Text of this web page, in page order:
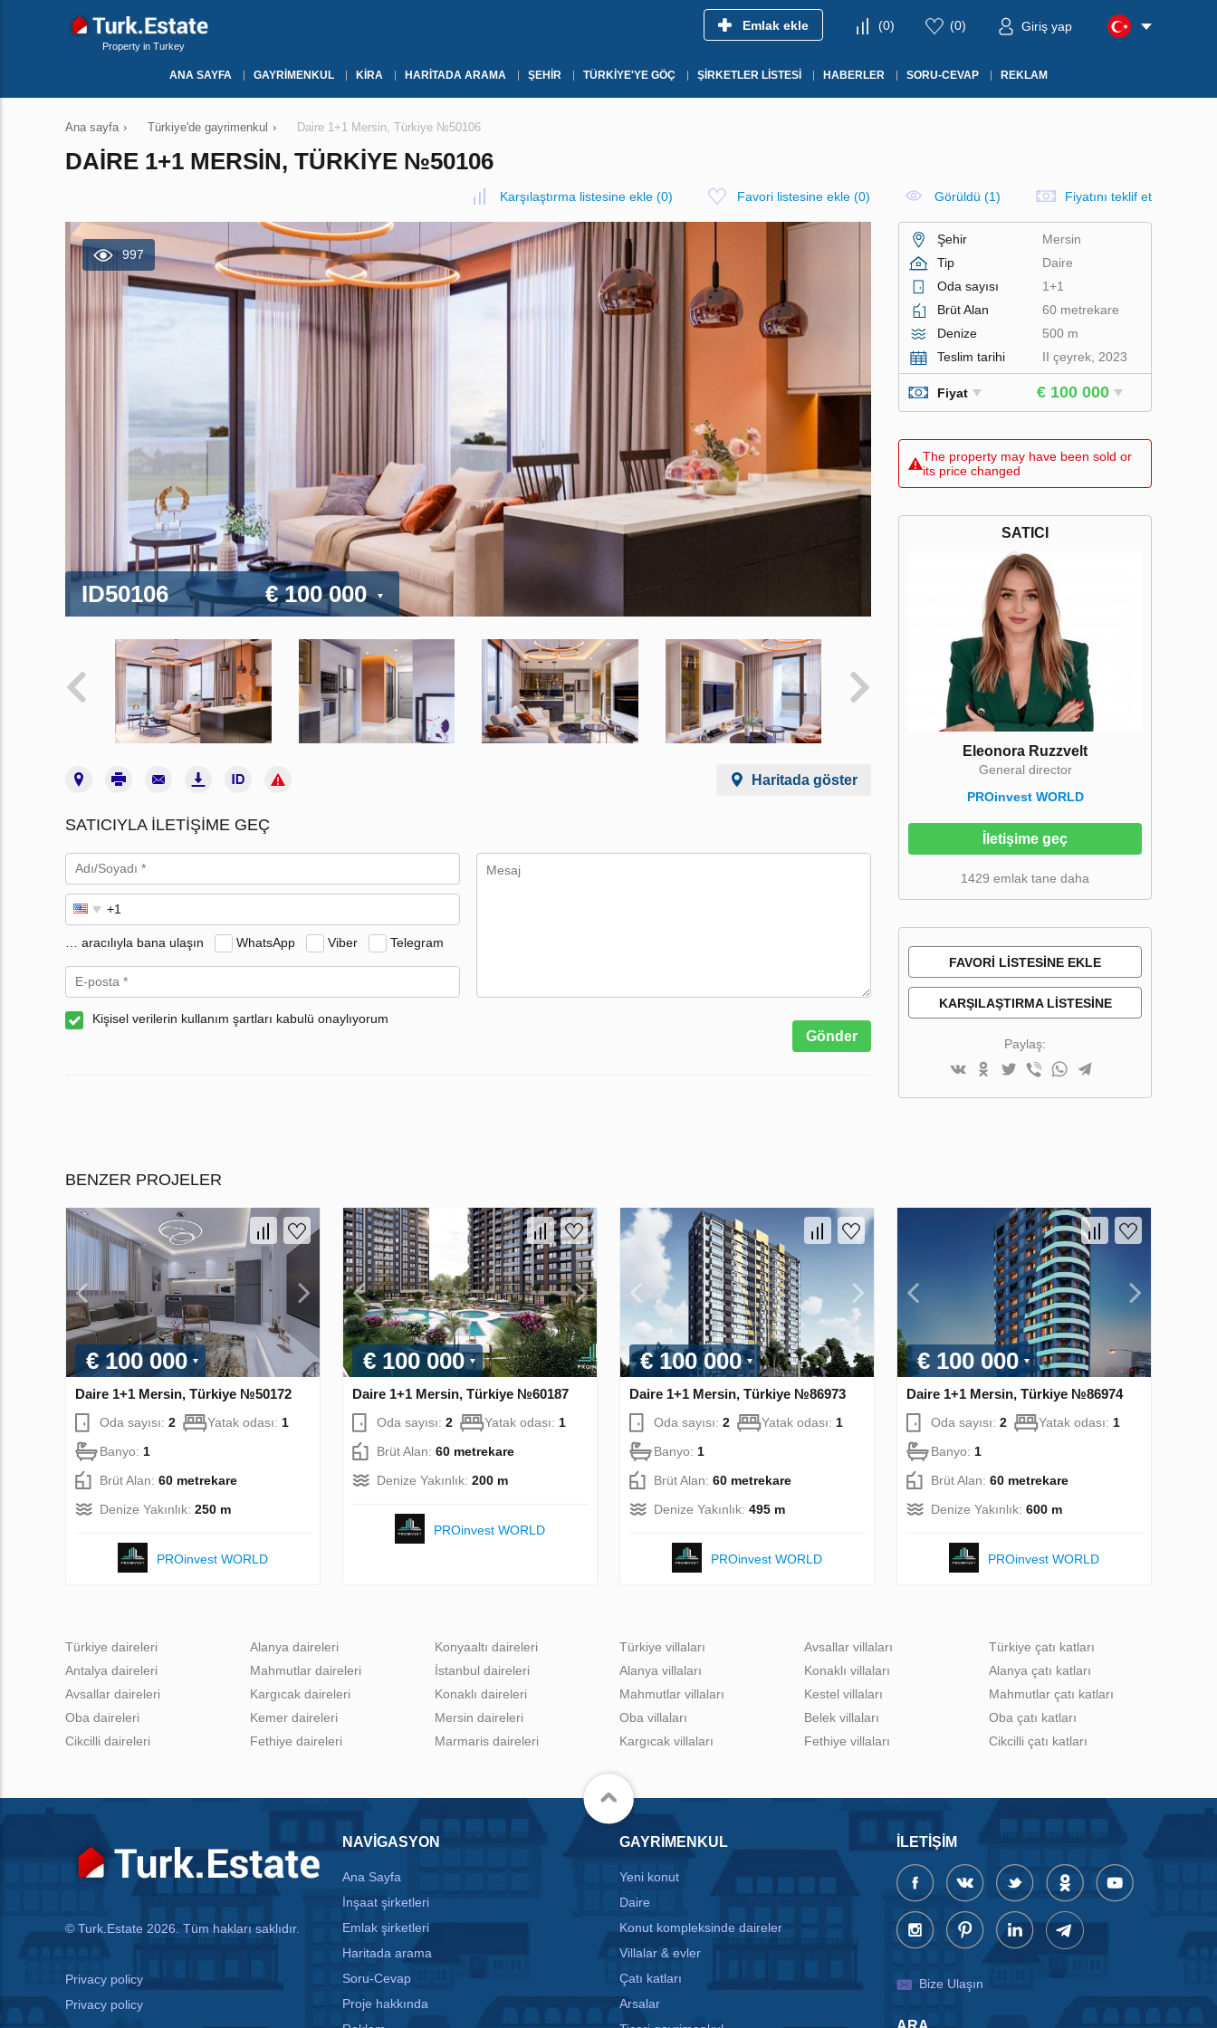
Property in Turkey
Emlak ekle (0) (0) Giriş yap
ANA SAYFA GAYRIMENKUL KIRA HARITADA ARAMA ŞEHIR TÜRKIYE'YE GÖÇ ŞIRKETLER LISTESI HABERLER SORU-CEVAP REKLAM
Ana sayfa › Türkiye'de gayrimenkul › Daire 1+1 Mersin, Türkiye №50106
DAIRE 1+1 MERSIN, TÜRKIYE №50106
Karşılaştırma listesine ekle (0) Favori listesine ekle (0) Görüldü (1) Fiyatını teklif et
997
ID50106 € 100 000
Haritada göster
SATICIYLA ILETIŞIME GEÇ
… aracılıyla bana ulaşın WhatsApp Viber Telegram
Kişisel verilerin kullanım şartları kabulü onaylıyorum
Gönder
Şehir
Mersin
Tip
Daire
Oda sayısı
1+1
Brüt Alan
60 metrekare
Denize
500 m
Teslim tarihi
II çeyrek, 2023
Fiyat € 100 000
The property may have been sold or
its price changed
SATICI
Eleonora Ruzzvelt
General director
PROinvest WORLD
İletişime geç
1429 emlak tane daha
FAVORI LISTESINE EKLE
KARŞILAŞTIRMA LISTESINE
Paylaş:
BENZER PROJELER
€ 100 000
Daire 1+1 Mersin, Türkiye №50172
Oda sayısı: 2 Yatak odası: 1
Banyo: 1
Brüt Alan: 60 metrekare
Denize Yakınlık: 250 m
PROinvest WORLD
€ 100 000
Daire 1+1 Mersin, Türkiye №60187
Oda sayısı: 2 Yatak odası: 1
Brüt Alan: 60 metrekare
Denize Yakınlık: 200 m
PROinvest WORLD
€ 100 000
Daire 1+1 Mersin, Türkiye №86973
Oda sayısı: 2 Yatak odası: 1
Banyo: 1
Brüt Alan: 60 metrekare
Denize Yakınlık: 495 m
PROinvest WORLD
€ 100 000
Daire 1+1 Mersin, Türkiye №86974
Oda sayısı: 2 Yatak odası: 1
Banyo: 1
Brüt Alan: 60 metrekare
Denize Yakınlık: 600 m
PROinvest WORLD
Türkiye daireleri
Antalya daireleri
Avsallar daireleri
Oba daireleri
Cikcilli daireleri
Alanya daireleri
Mahmutlar daireleri
Kargıcak daireleri
Kemer daireleri
Fethiye daireleri
Konyaaltı daireleri
İstanbul daireleri
Konaklı daireleri
Mersin daireleri
Marmaris daireleri
Türkiye villaları
Alanya villaları
Mahmutlar villaları
Oba villaları
Kargıcak villaları
Avsallar villaları
Konaklı villaları
Kestel villaları
Belek villaları
Fethiye villaları
Türkiye çatı katları
Alanya çatı katları
Mahmutlar çatı katları
Oba çatı katları
Cikcilli çatı katları
© Turk.Estate 2026. Tüm hakları saklıdır.
Privacy policy
Privacy policy
NAVIGASYON
Ana Sayfa
İnşaat şirketleri
Emlak şirketleri
Haritada arama
Soru-Cevap
Proje hakkında
GAYRIMENKUL
Yeni konut
Daire
Konut kompleksinde daireler
Villalar & evler
Çatı katları
Arsalar
İLETIŞIM
Bize Ulaşın